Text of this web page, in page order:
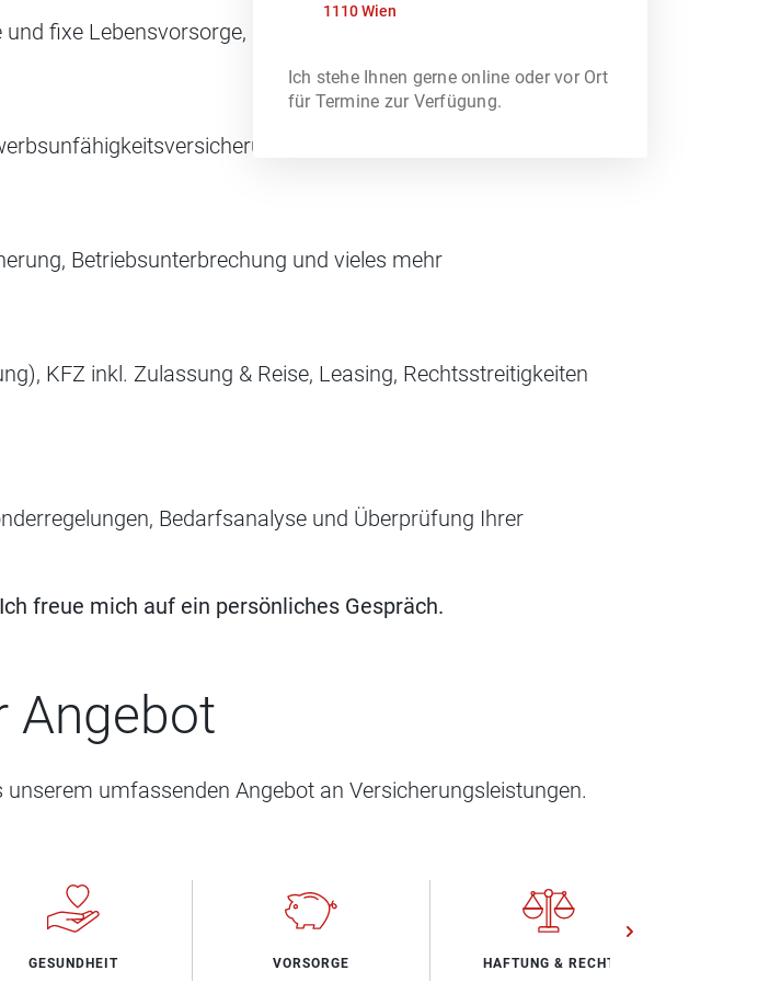
1110 Wien
Ich stehe Ihnen gerne online oder vor Ort
für Termine zur Verfügung.
fixe Lebensvorsorge, Bausparverträge
Betriebsunterbrechung und vieles mehr
KFZ inkl. Zulassung & Reise, Leasing, Rechtsstreitigkeiten
Bedarfsanalyse und Überprüfung Ihrer
freue mich auf ein persönliches Gespräch.
Angebot
umfassenden Angebot an Versicherungsleistungen.
GESUNDHEIT VORSORGE HAFTUNG & RECHT